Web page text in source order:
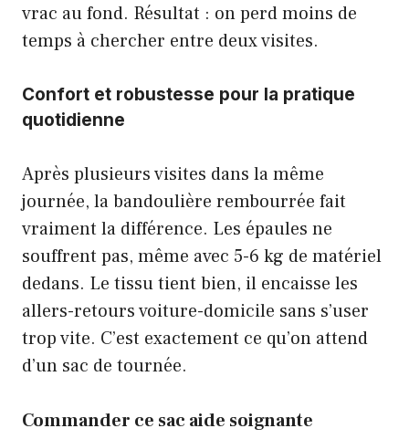
vrac au fond. Résultat : on perd moins de
temps à chercher entre deux visites.
Confort et robustesse pour la pratique
quotidienne
Après plusieurs visites dans la même
journée, la bandoulière rembourrée fait
vraiment la différence. Les épaules ne
souffrent pas, même avec 5-6 kg de matériel
dedans. Le tissu tient bien, il encaisse les
allers-retours voiture-domicile sans s’user
trop vite. C’est exactement ce qu’on attend
d’un sac de tournée.
Commander ce sac aide soignante